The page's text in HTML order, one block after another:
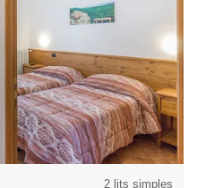
2 lits simples